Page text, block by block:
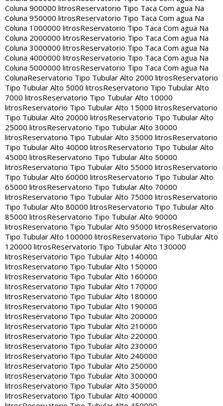
Coluna 900000 litrosReservatorio Tipo Taca Com agua Na
Coluna 950000 litrosReservatorio Tipo Taca Com agua Na
Coluna 1000000 litrosReservatorio Tipo Taca Com agua Na
Coluna 2000000 litrosReservatorio Tipo Taca Com agua Na
Coluna 3000000 litrosReservatorio Tipo Taca Com agua Na
Coluna 4000000 litrosReservatorio Tipo Taca Com agua Na
Coluna 5000000 litrosReservatorio Tipo Taca Com agua Na
ColunaReservatorio Tipo Tubular Alto 2000 litrosReservatorio
Tipo Tubular Alto 5000 litrosReservatorio Tipo Tubular Alto
7000 litrosReservatorio Tipo Tubular Alto 10000
litrosReservatorio Tipo Tubular Alto 15000 litrosReservatorio
Tipo Tubular Alto 20000 litrosReservatorio Tipo Tubular Alto
25000 litrosReservatorio Tipo Tubular Alto 30000
litrosReservatorio Tipo Tubular Alto 35000 litrosReservatorio
Tipo Tubular Alto 40000 litrosReservatorio Tipo Tubular Alto
45000 litrosReservatorio Tipo Tubular Alto 50000
litrosReservatorio Tipo Tubular Alto 55000 litrosReservatorio
Tipo Tubular Alto 60000 litrosReservatorio Tipo Tubular Alto
65000 litrosReservatorio Tipo Tubular Alto 70000
litrosReservatorio Tipo Tubular Alto 75000 litrosReservatorio
Tipo Tubular Alto 80000 litrosReservatorio Tipo Tubular Alto
85000 litrosReservatorio Tipo Tubular Alto 90000
litrosReservatorio Tipo Tubular Alto 95000 litrosReservatorio
Tipo Tubular Alto 100000 litrosReservatorio Tipo Tubular Alto
120000 litrosReservatorio Tipo Tubular Alto 130000
litrosReservatorio Tipo Tubular Alto 140000
litrosReservatorio Tipo Tubular Alto 150000
litrosReservatorio Tipo Tubular Alto 160000
litrosReservatorio Tipo Tubular Alto 170000
litrosReservatorio Tipo Tubular Alto 180000
litrosReservatorio Tipo Tubular Alto 190000
litrosReservatorio Tipo Tubular Alto 200000
litrosReservatorio Tipo Tubular Alto 210000
litrosReservatorio Tipo Tubular Alto 220000
litrosReservatorio Tipo Tubular Alto 230000
litrosReservatorio Tipo Tubular Alto 240000
litrosReservatorio Tipo Tubular Alto 250000
litrosReservatorio Tipo Tubular Alto 300000
litrosReservatorio Tipo Tubular Alto 350000
litrosReservatorio Tipo Tubular Alto 400000